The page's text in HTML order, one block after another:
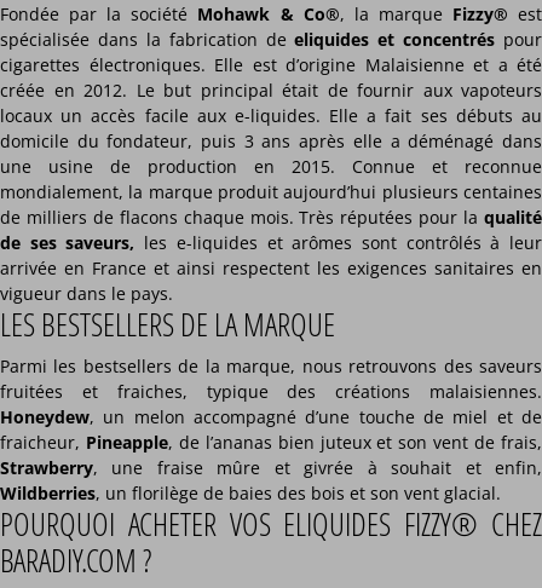
Fondée par la société Mohawk & Co®, la marque Fizzy® est
spécialisée dans la fabrication deeliquides et concentrés pour
cigarettes électroniques. Elle est d’origine Malaisienne et a été
créée en 2012. Le but principal était de fournir aux vapoteurs
locaux un accès facile aux e-liquides. Elle a fait ses débuts au
domicile du fondateur, puis 3 ans après elle a déménagé dans
une usine de production en 2015. Connue et reconnue
mondialement, la marque produit aujourd’hui plusieurs centaines
de milliers de flacons chaque mois. Très réputées pour la qualité
de ses saveurs, les e-liquides et arômes sont contrôlés à leur
arrivée en France et ainsi respectent les exigences sanitaires en
vigueur dans le pays.
LES BESTSELLERS DE LA MARQUE
Parmi les bestsellers de la marque, nous retrouvons des saveurs
fruitées et fraiches, typique des créations malaisiennes.
Honeydew, un melon accompagné d’une touche de miel et de
fraicheur, Pineapple, de l’ananas bien juteux et son vent de frais,
Strawberry, une fraise mûre et givrée à souhait et enfin,
Wildberries, un florilège de baies des bois et son vent glacial.
POURQUOI ACHETER VOS ELIQUIDES FIZZY® CHEZ
BARADIY.COM ?